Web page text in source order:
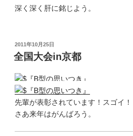
深く深く肝に銘じよう。
投
稿
日:
2011年10月25日
全国大会in京都
先輩が表彰されています！スゴイ！
さあ来年はがんばろう。